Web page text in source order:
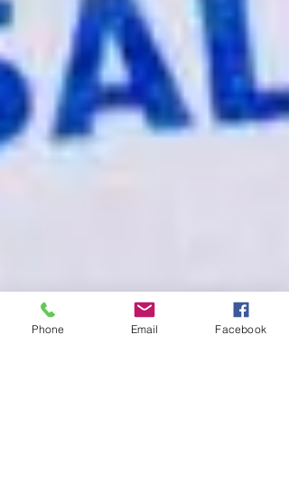
Phone Email Facebook